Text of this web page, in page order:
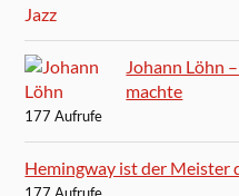
Johann Löhn
machte
177 Aufrufe
Hemingway ist der Meister